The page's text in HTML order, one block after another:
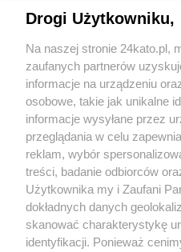
Wydawca mediów lokalnych
Nie zapomnij
zapoznać się z:
polityką prywatności
Twojemiasto
Piekary Śląskie
Chorzów
Tarnowskie Góry
Drogi Użytkowniku,
Na naszej stronie 24kato.pl,
zaufanych partnerów
informacje na urządzeniu
osobowe, takie jak unikalne
informacje wysyłane przez
przeglądania w celu
reklam, wybór
treści, badanie odbiorców
Użytkownika my i Zaufani
dokładnych danych
skanować charakterystykę
identyfikacji. Ponieważ